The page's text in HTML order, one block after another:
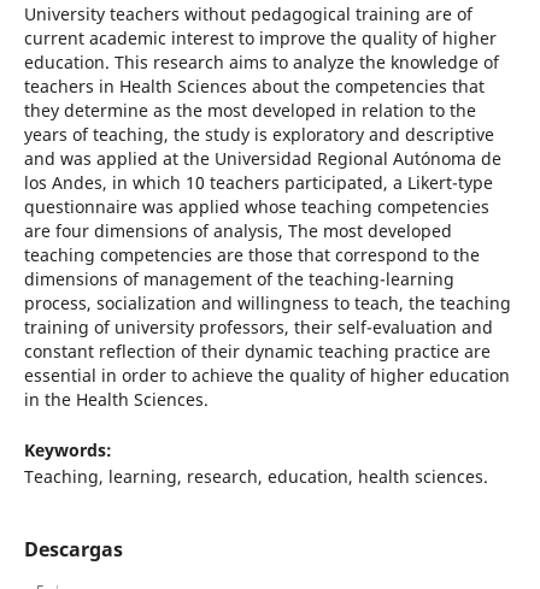
University teachers without pedagogical training are of
current academic interest to improve the quality of higher
education. This research aims to analyze the knowledge of
teachers in Health Sciences about the competencies that
they determine as the most developed in relation to the
years of teaching, the study is exploratory and descriptive
and was applied at the Universidad Regional Autónoma de
los Andes, in which 10 teachers participated, a Likert-type
questionnaire was applied whose teaching competencies
are four dimensions of analysis, The most developed
teaching competencies are those that correspond to the
dimensions of management of the teaching-learning
process, socialization and willingness to teach, the teaching
training of university professors, their self-evaluation and
constant reflection of their dynamic teaching practice are
essential in order to achieve the quality of higher education
in the Health Sciences.
Keywords:
Teaching, learning, research, education, health sciences.
Descargas